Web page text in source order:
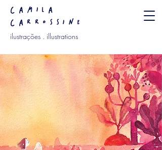
camila
carrossine
ilustrações . illustrations